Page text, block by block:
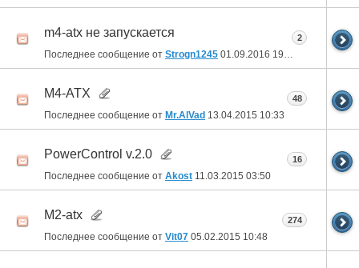
m4-atx не запускается
Последнее сообщение от Strogn1245 01.09.2016 19:35
2
M4-ATX
Последнее сообщение от Mr.AlVad 13.04.2015 10:33
48
PowerControl v.2.0
Последнее сообщение от Akost 11.03.2015 03:50
16
M2-atx
Последнее сообщение от Vit07 05.02.2015 10:48
274